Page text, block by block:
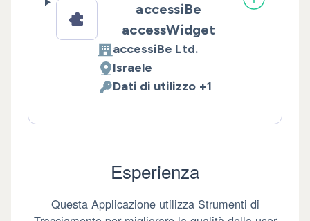
accessiBe
accessWidget
Azienda:
accessiBe Ltd.
Luogo del trattamento:
Israele
Dati Personali trattati:
Dati di utilizzo +1
Esperienza
Questa Applicazione utilizza Strumenti di